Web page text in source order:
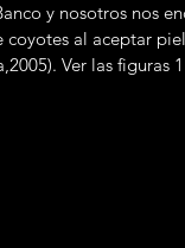
y nosotros nos
coyotes al aceptar
Ver las figuras